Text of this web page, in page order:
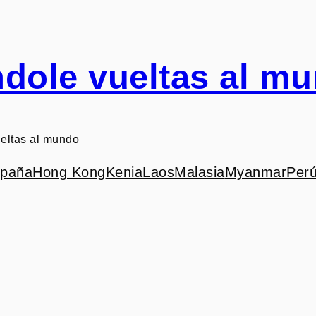
vueltas al
al mundo
Hong KongKeniaLaosMalasiaMyanmar